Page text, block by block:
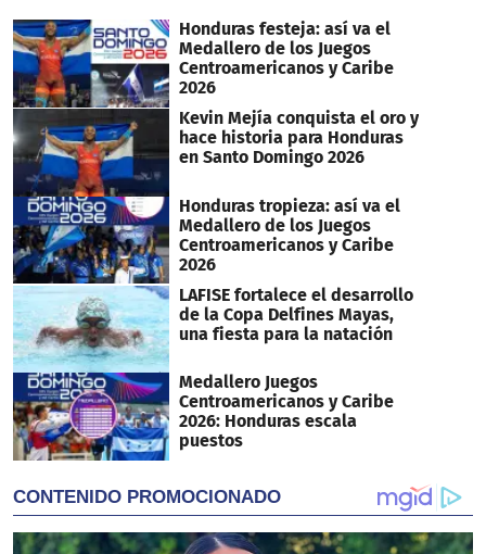
Honduras festeja: así va el
Medallero de los Juegos
Centroamericanos y Caribe
2026
Kevin Mejía conquista el oro y
hace historia para Honduras
en Santo Domingo 2026
Honduras tropieza: así va el
Medallero de los Juegos
Centroamericanos y Caribe
2026
LAFISE fortalece el desarrollo
de la Copa Delfines Mayas,
una fiesta para la natación
Medallero Juegos
Centroamericanos y Caribe
2026: Honduras escala
puestos